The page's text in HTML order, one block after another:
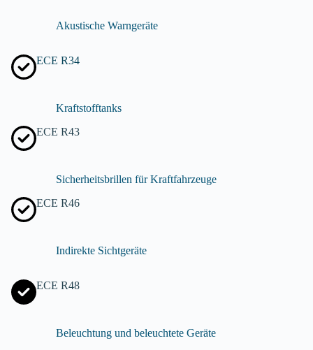
Akustische Warngeräte
ECE R34
Kraftstofftanks
ECE R43
Sicherheitsbrillen für Kraftfahrzeuge
ECE R46
Indirekte Sichtgeräte
ECE R48
Beleuchtung und beleuchtete Geräte